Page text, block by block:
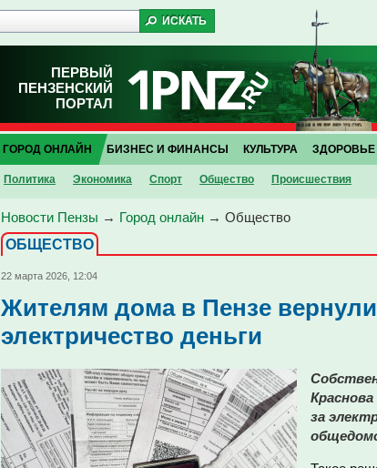
ПЕРВЫЙ
ПЕНЗЕНСКИЙ
ПОРТАЛ
ГОРОД ОНЛАЙН
Политика Экономика Спорт Общество Проиcшествия
БИЗНЕС И ФИНАНСЫ КУЛЬТУРА ЗДОРОВЬЕ
Новости Пензы → Город онлайн → Общество
ОБЩЕСТВО
22 марта 2026, 12:04
Жителям дома в Пензе
электричество деньги
за